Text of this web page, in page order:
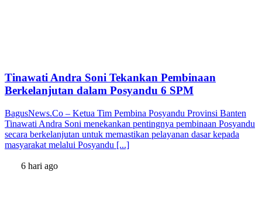
Tinawati Andra Soni Tekankan Pembinaan
Berkelanjutan dalam Posyandu 6 SPM
BagusNews.Co – Ketua Tim Pembina Posyandu Provinsi Banten
Tinawati Andra Soni menekankan pentingnya pembinaan Posyandu
secara berkelanjutan untuk memastikan pelayanan dasar kepada
masyarakat melalui Posyandu [...]
6 hari ago